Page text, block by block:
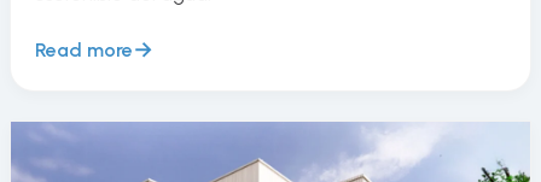
Read more